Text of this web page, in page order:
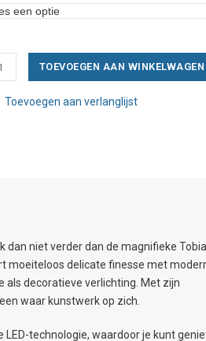
TOEVOEGEN AAN WINKELWAGEN
Toevoegen aan verlanglijst
dan niet verder dan de magnifieke
moeiteloos delicate finesse met
decoratieve verlichting. Met zijn
waar kunstwerk op zich.
LED-technologie, waardoor je kunt